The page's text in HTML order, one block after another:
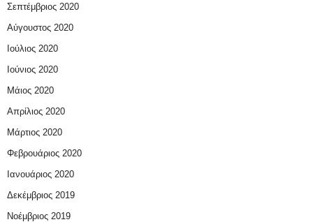
Σεπτέμβριος 2020
Αύγουστος 2020
Ιούλιος 2020
Ιούνιος 2020
Μάιος 2020
Απρίλιος 2020
Μάρτιος 2020
Φεβρουάριος 2020
Ιανουάριος 2020
Δεκέμβριος 2019
Νοέμβριος 2019